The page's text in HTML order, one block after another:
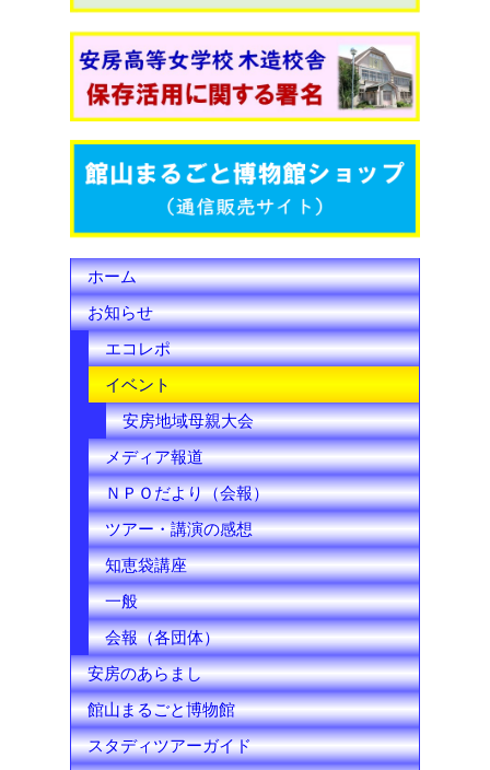
e
b
o
o
t
t
e
r
T
u
b
e
C
h
a
n
n
e
l
ホーム
お知らせ
エコレポ
イベント
安房地域母親大会
メディア報道
ＮＰＯだより（会報）
ツアー・講演の感想
知恵袋講座
一般
会報（各団体）
安房のあらまし
館山まるごと博物館
スタディツアーガイド